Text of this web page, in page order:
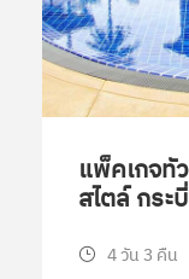
แพ็คเกจทั
สไตล์ กระ
4 วัน 3 คืน